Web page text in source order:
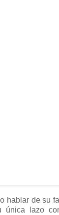
hablar de su
única lazo